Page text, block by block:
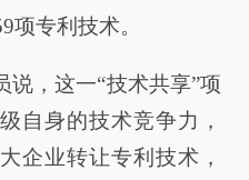
项专利技术。
说，这一“技术共享”项
自身的技术竞争力，
企业转让专利技术，